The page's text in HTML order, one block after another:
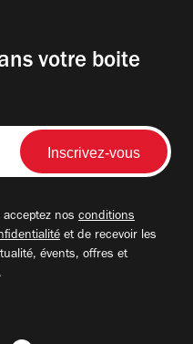
votre boite
nos conditions
et de recevoir les
évents, offres et